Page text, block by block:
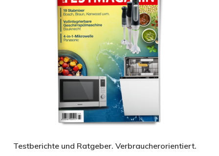
Testberichte und Ratgeber. Verbraucherorientiert.